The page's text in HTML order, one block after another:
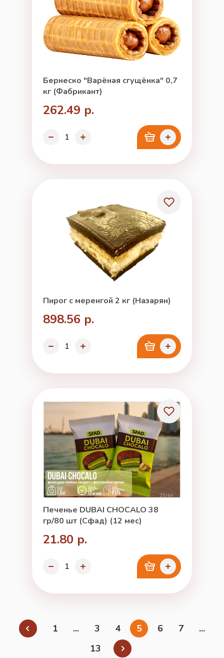
Бернеско "Варёная сгущёнка" 0,7
кг (Фабрикант)
262.49 р.
Пирог с меренгой 2 кг (Назарян)
898.56 р.
Печенье DUBAI CHOCALO 38
гр/80 шт (Сфад) (12 мес)
21.80 р.
1 ... 3 4 5 6 7
...
13